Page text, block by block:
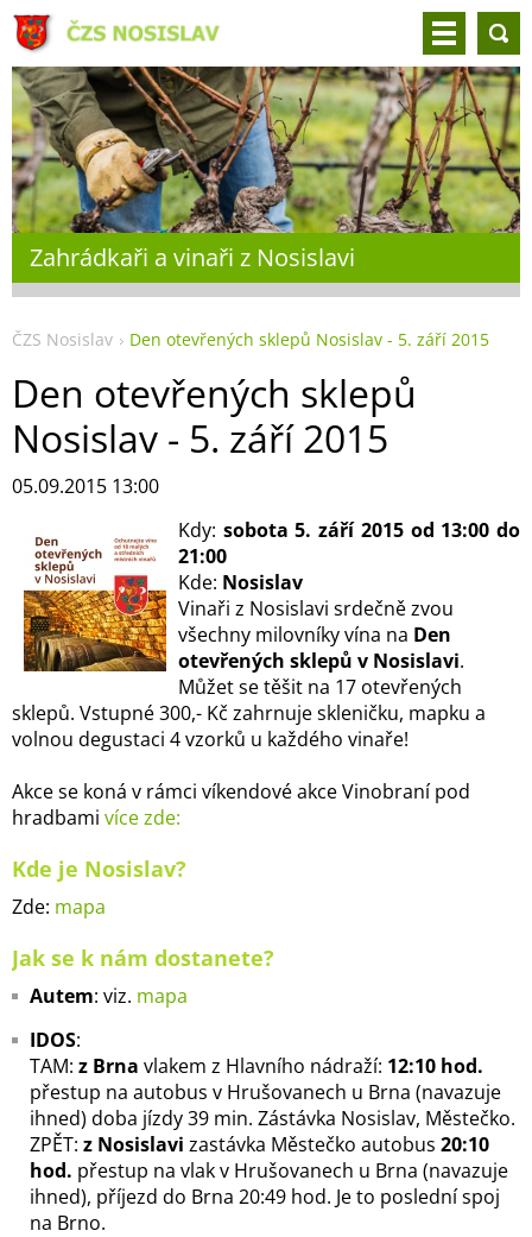
Zahrádkaři a vinaři z Nosislavi
ČZS Nosislav Den otevřených sklepů Nosislav - 5. září 2015
Den otevřených sklepů
Nosislav - 5. září 2015
05.09.2015 13:00
Kdy: sobota 5. září 2015 od 13:00 do
21:00
Kde: Nosislav
Vinaři z Nosislavi srdečně zvou
všechny milovníky vína na Den
otevřených sklepů v Nosislavi.
Můžet se těšit na 17 otevřených
sklepů. Vstupné 300,- Kč zahrnuje skleničku, mapku a
volnou degustaci 4 vzorků u každého vinaře!
Akce se koná v rámci víkendové akce Vinobraní pod
hradbami více zde:
Kde je Nosislav?
Zde: mapa
Jak se k nám dostanete?
Autem: viz. mapa
IDOS:
TAM: z Brna vlakem z Hlavního nádraží: 12:10 hod.
přestup na autobus v Hrušovanech u Brna (navazuje
ihned) doba jízdy 39 min. Zástávka Nosislav, Městečko.
ZPĚT: z Nosislavi zastávka Městečko autobus 20:10
hod. přestup na vlak v Hrušovanech u Brna (navazuje
ihned), příjezd do Brna 20:49 hod. Je to poslední spoj
na Brno.